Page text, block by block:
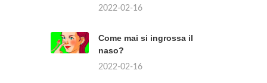
2022-02-16
Come mai si ingrossa il
naso?
2022-02-16